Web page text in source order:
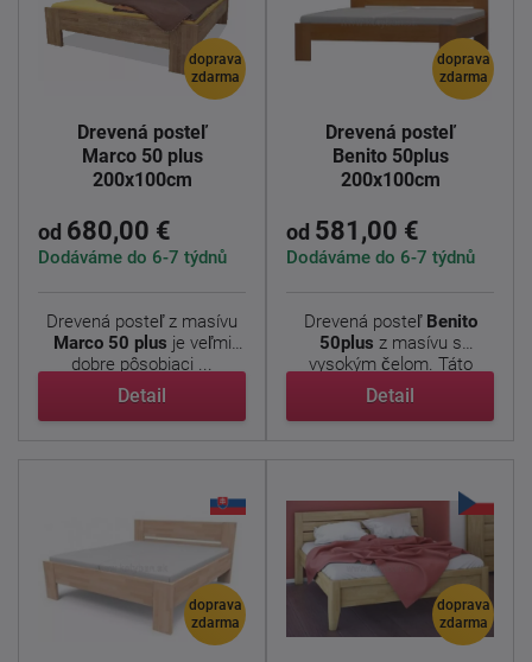
doprava
zdarma
Drevená posteľ
Marco 50 plus
200x100cm
od 680,00 €
Dodáváme do 6-7 týdnů
Drevená posteľ z masívu
Marco 50 plus je veľmi
dobre pôsobiaci ...
Detail
doprava
zdarma
Drevená posteľ
Benito 50plus
200x100cm
od 581,00 €
Dodáváme do 6-7 týdnů
Drevená posteľ Benito
50plus z masívu s
vysokým čelom. Táto
posteľ je ...
Detail
doprava
zdarma
doprava
zdarma